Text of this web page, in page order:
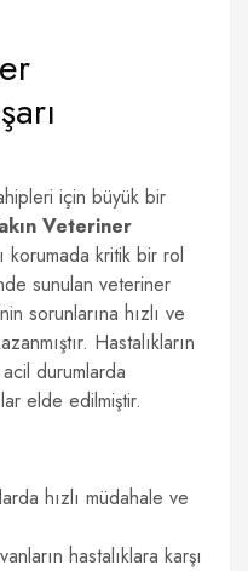
için büyük bir
Veteriner
korumada kritik bir rol
sunulan veteriner
sorunlarına hızlı ve
Hastalıkların
durumlarda
elde edilmiştir.
hızlı müdahale ve
hastalıklara karşı